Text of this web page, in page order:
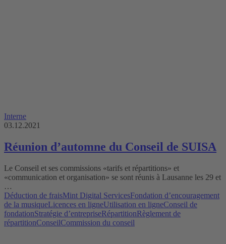
Interne
03.12.2021
Réunion d’automne du Conseil de SUISA
Le Conseil et ses commissions «tarifs et répartitions» et
«communication et organisation» se sont réunis à Lausanne les 29 et
…
Déduction de fraisMint Digital ServicesFondation d’encouragement
de la musiqueLicences en ligneUtilisation en ligneConseil de
fondationStratégie d’entrepriseRépartitionRèglement de
répartitionConseilCommission du conseil